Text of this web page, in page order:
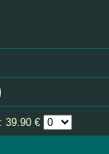
39.90 €